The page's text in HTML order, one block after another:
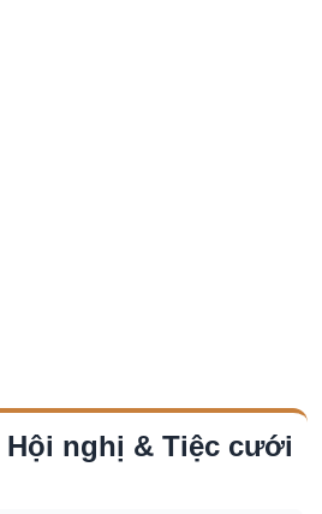
Hội nghị & Tiệc cưới